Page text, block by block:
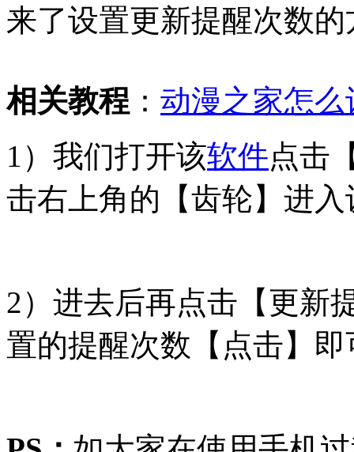
来了设置更新提醒次数
相关教程 ： 动漫之家怎
1）我们打开该软件点击
击右上角的【齿轮】进
2）进去后再点击【更新
置的提醒次数【点击】